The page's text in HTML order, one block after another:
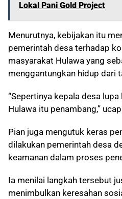
Lokal Pani Gold Project
Menurutnya, kebijakan itu
pemerintah desa terhadap
masyarakat Hulawa yang
menggantungkan hidup dari
“Sepertinya kepala desa
Hulawa itu penambang,”
Pian juga mengutuk keras
dilakukan pemerintah desa
keamanan dalam proses
Ia menilai langkah tersebut
menimbulkan keresahan